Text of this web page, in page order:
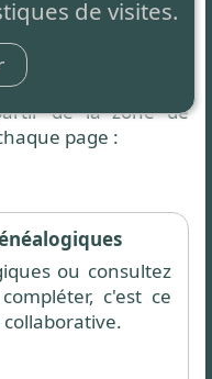
de visites.
présentées
de la zone de
page :
ou consultez
c'est ce